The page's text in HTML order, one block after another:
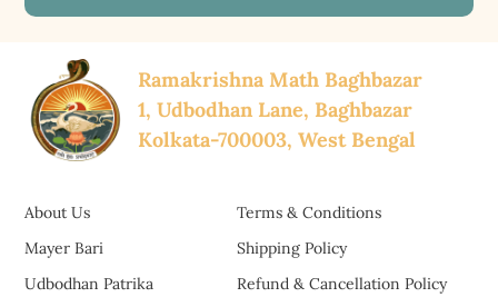
Ramakrishna Math Baghbazar
1, Udbodhan Lane, Baghbazar
Kolkata-700003, West Bengal
About Us
Mayer Bari
Udbodhan Patrika
Terms & Conditions
Shipping Policy
Refund & Cancellation Policy